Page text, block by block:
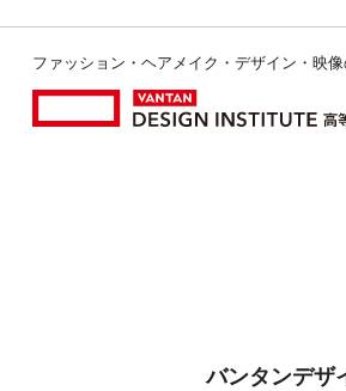
ファッション・ヘアメイク・デザイン・映
バンタンデザ